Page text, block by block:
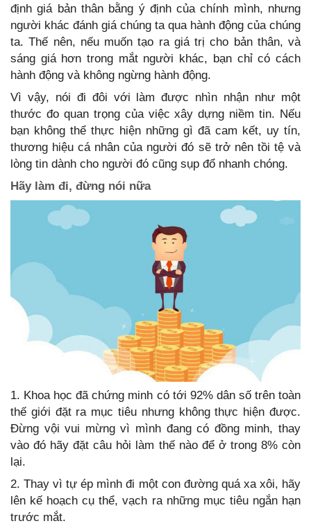
định giá bản thân bằng ý định của chính mình, nhưng
người khác đánh giá chúng ta qua hành động của chúng
ta. Thế nên, nếu muốn tạo ra giá trị cho bản thân, và
sáng giá hơn trong mắt người khác, bạn chỉ có cách
hành động và không ngừng hành động.
Vì vậy, nói đi đôi với làm được nhìn nhận như một
thước đo quan trọng của việc xây dựng niềm tin. Nếu
bạn không thể thực hiện những gì đã cam kết, uy tín,
thương hiệu cá nhân của người đó sẽ trở nên tồi tệ và
lòng tin dành cho người đó cũng sụp đổ nhanh chóng.
Hãy làm đi, đừng nói nữa
1. Khoa học đã chứng minh có tới 92% dân số trên toàn
thế giới đặt ra mục tiêu nhưng không thực hiện được.
Đừng vội vui mừng vì mình đang có đồng minh, thay
vào đó hãy đặt câu hỏi làm thế nào để ở trong 8% còn
lại.
2. Thay vì tự ép mình đi một con đường quá xa xôi, hãy
lên kế hoạch cụ thể, vạch ra những mục tiêu ngắn hạn
trước mắt.